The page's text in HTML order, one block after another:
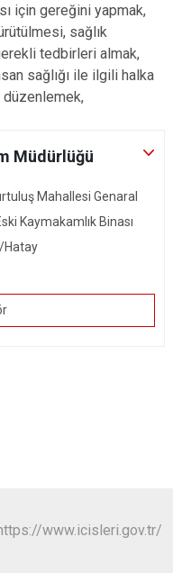
için gereğini yapmak,
sağlık
tedbirleri almak,
sağlığı ile ilgili halka
düzenlemek,
Müdürlüğü
Mahallesi Genaral
Kaymakamlık Binası
Hatay